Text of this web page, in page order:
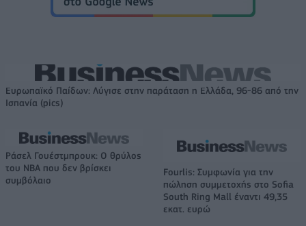
Ευρωπαϊκό Παίδων: Λύγισε στην παράταση η Ελλάδα, 96-86 από την
Ισπανία (pics)
Ράσελ Γουέστμπρουκ: Ο θρύλος
του NBA που δεν βρίσκει
συμβόλαιο
Fourlis: Συμφωνία για την
πώληση συμμετοχής στο Sofia
South Ring Mall έναντι 49,35
εκατ. ευρώ